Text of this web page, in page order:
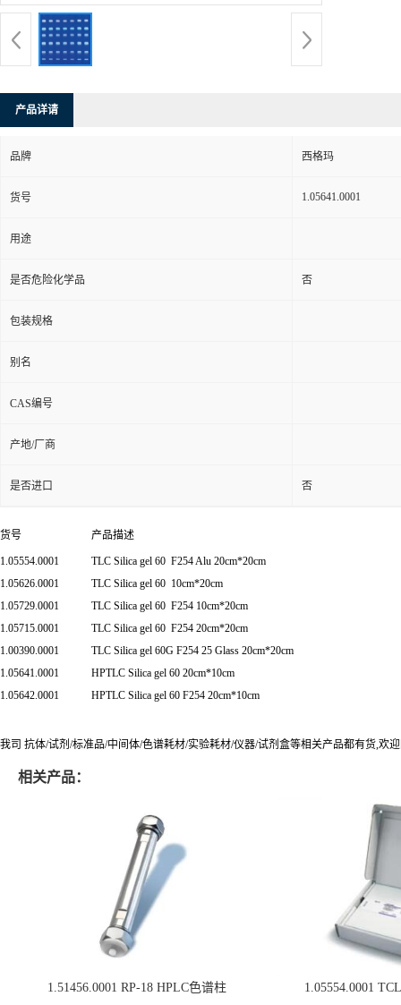
产品详请
品牌 西格玛
货号 1.05641.0001
用途
是否危险化学品 否
包装规格
别名
CAS编号
产地/厂商
是否进口 否
货号 产品描述
1.05554.0001
TLC Silica gel 60 F254 Alu 20cm*20cm
1.05626.0001
TLC Silica gel 60 10cm*20cm
1.05729.0001
TLC Silica gel 60 F254 10cm*20cm
1.05715.0001
TLC Silica gel 60 F254 20cm*20cm
1.00390.0001
TLC Silica gel 60G F254 25 Glass 20cm*20cm
1.05641.0001
HPTLC Silica gel 60 20cm*10cm
1.05642.0001
HPTLC Silica gel 60 F254 20cm*10cm
我司 抗体/试剂/标准品/中间体/色谱耗材/实验耗材/仪器/试剂盒等相关产品都有货,欢
相关产品：
1.51456.0001 RP-18 HPLC色谱柱 1.05554.0001